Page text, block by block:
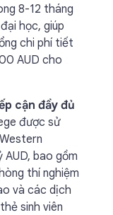
8-12 tháng
học, giúp
chi phí tiết
AUD cho
cận đầy đủ
được sử
AUD, bao gồm
thí nghiệm
và các dịch
sinh viên